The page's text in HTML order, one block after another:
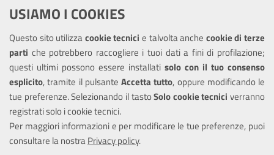
USIAMO I COOKIES
Questo sito utilizzacookie tecnicie talvolta anche cookie di terze
parti che potrebbero raccogliere i tuoi dati a fini di profilazione;
questi ultimi possono essere installati solo con il tuo consenso
esplicito, tramite il pulsante Accetta tutto, oppure modificando le
tue preferenze. Selezionando il tastoSolo cookie tecnici verranno
registrati solo i cookie tecnici.
Per maggiori informazioni e per modificare le tue preferenze, puoi
consultare la nostraPrivacy policy.
Richiesta assistenza
Amministrazione trasparente
Informativa privacy
Note legali
Piano di miglioramento dei servizi
Dichiarazione di accessibilità